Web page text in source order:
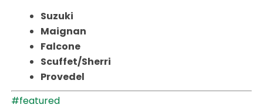
Suzuki
Maignan
Falcone
Scuffet/Sherri
Provedel
#featured